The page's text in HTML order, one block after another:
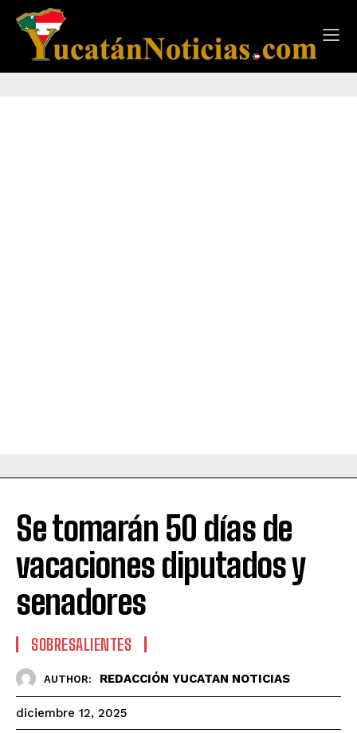
Se tomarán 50 días de
vacaciones diputados y
senadores
SOBRESALIENTES
AUTHOR: REDACCIÓN YUCATAN NOTICIAS
diciembre 12, 2025